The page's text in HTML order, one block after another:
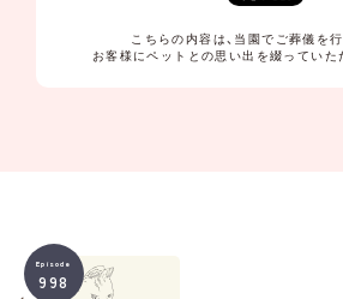
こちらの内容は、当園でご葬儀を行
お客様にペットとの思い出を綴っていた
Episode
998